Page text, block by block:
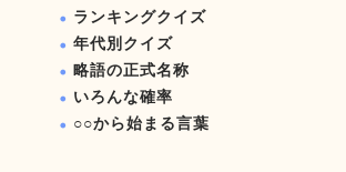
ランキングクイズ
年代別クイズ
略語の正式名称
いろんな確率
○○から始まる言葉